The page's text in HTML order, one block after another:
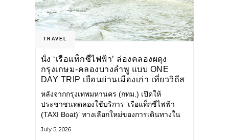
TRAVEL
นั่ง ‘เรือแท็กซี่ไฟฟ้า’ ล่องคลองผดุง
กรุงเกษม-คลองบางลำพู แบบ ONE
DAY TRIP เยือนย่านเมืองเก่า เที่ยววิถีส
โลว์ไลฟ์แบบรักษ์โลก
หลังจากกรุงเทพมหานคร (กทม.) เปิดให้
ประชาชนทดลองใช้บริการ ‘เรือแท็กซี่ไฟฟ้า
(TAXI Boat)’ ทางเลือกใหม่ของการเดินทางใน
แวดล้อม ผ่านแอปพลิเคชัน MuvMi (มูฟมี)
July 5, 2026